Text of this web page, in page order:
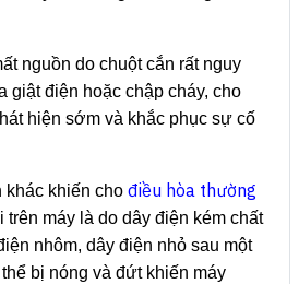
nguồn do chuột cắn rất nguy
giật điện hoặc chập cháy, cho
hiện sớm và khắc phục sự cố
khác khiến cho điều hòa thường
trên máy là do dây điện kém chất
nhôm, dây điện nhỏ sau một
bị nóng và đứt khiến máy